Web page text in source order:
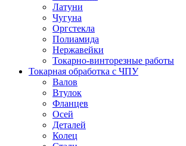
Латуни
Чугуна
Оргстекла
Полиамида
Нержавейки
Токарно-винторезные работы
Токарная обработка с ЧПУ
Валов
Втулок
Фланцев
Осей
Деталей
Колец